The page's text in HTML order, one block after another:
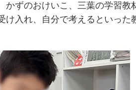
かずのおけいこ、三葉の学習教
け入れ、自分で考えるといった